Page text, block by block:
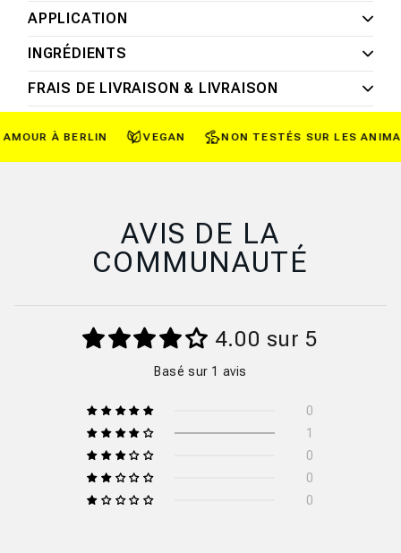
APPLICATION
INGRÉDIENTS
FRAIS DE LIVRAISON & LIVRAISON
À BERLIN VEGAN NON TESTÉS SUR LES
AVIS DE LA
COMMUNAUTÉ
4.00 sur 5
Basé sur 1 avis
0
1
0
0
0